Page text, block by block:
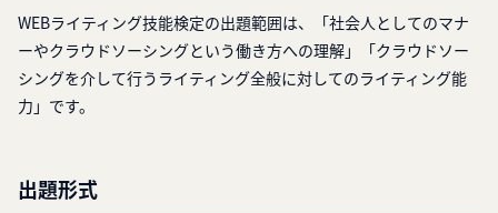
WEBライティング技能検定の出題範囲は、「社会人としてのマナ
ーやクラウドソーシングという働き方への理解」「クラウドソー
シングを介して行うライティング全般に対してのライティング能
力」です。
出題形式